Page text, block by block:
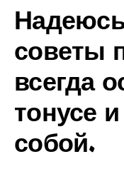
советы
всегда
тонусе
собой.